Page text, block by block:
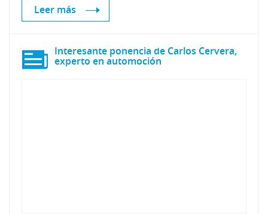
Leer más
Interesante ponencia de Carlos Cervera,
experto en automoción